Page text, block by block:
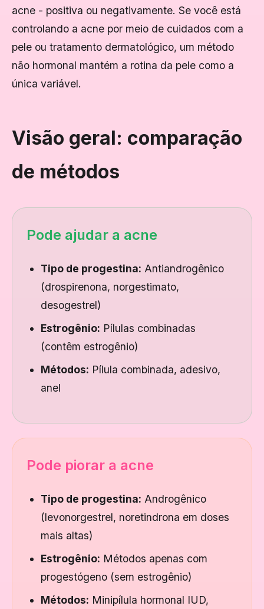
acne - positiva ou negativamente. Se você está
controlando a acne por meio de cuidados com a
pele ou tratamento dermatológico, um método
não hormonal mantém a rotina da pele como a
única variável.
Visão geral: comparação
de métodos
Pode ajudar a acne
Tipo de progestina: Antiandrogênico
(drospirenona, norgestimato,
desogestrel)
Estrogênio: Pílulas combinadas
(contêm estrogênio)
Métodos: Pílula combinada, adesivo,
anel
Pode piorar a acne
Tipo de progestina: Androgênico
(levonorgestrel, noretindrona em doses
mais altas)
Estrogênio: Métodos apenas com
progestógeno (sem estrogênio)
Métodos: Minipílula hormonal IUD,